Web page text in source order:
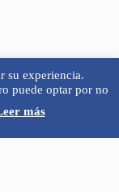
su experiencia.
puede optar por no
más